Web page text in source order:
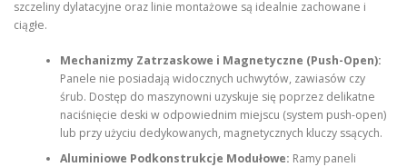
szczeliny dylatacyjne oraz linie montażowe są idealnie zachowane i
ciągłe.
Mechanizmy Zatrzaskowe i Magnetyczne (Push-Open):
Panele nie posiadają widocznych uchwytów, zawiasów czy
śrub. Dostęp do maszynowni uzyskuje się poprzez delikatne
naciśnięcie deski w odpowiednim miejscu (system push-open)
lub przy użyciu dedykowanych, magnetycznych kluczy ssących.
Aluminiowe Podkonstrukcje Modułowe: Ramy paneli